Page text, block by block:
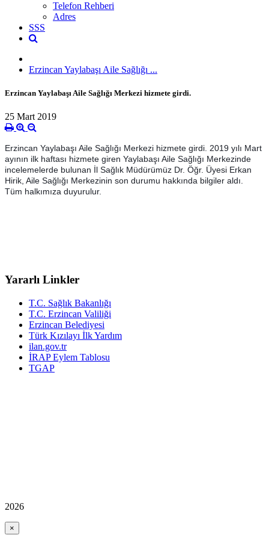
Telefon Rehberi
Adres
SSS
Erzincan Yaylabaşı Aile Sağlığı ...
Erzincan Yaylabaşı Aile Sağlığı Merkezi hizmete girdi.
25 Mart 2019
Erzincan Yaylabaşı Aile Sağlığı Merkezi hizmete girdi. 2019 yılı Mart
ayının ilk haftası hizmete giren Yaylabaşı Aile Sağlığı Merkezinde
incelemelerde bulunan İl Sağlık Müdürümüz Dr. Öğr. Üyesi Erkan
Hirik, Aile Sağlığı Merkezinin son durumu hakkında bilgiler aldı.
Tüm halkımıza duyurulur.
Yararlı Linkler
T.C. Sağlık Bakanlığı
T.C. Erzincan Valiliği
Erzincan Belediyesi
Türk Kızılayı İlk Yardım
ilan.gov.tr
İRAP Eylem Tablosu
TGAP
2026
×